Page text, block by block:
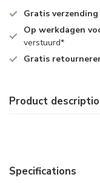
Gratis verzending
Op werkdagen
verstuurd*
Gratis
Product
Specifications